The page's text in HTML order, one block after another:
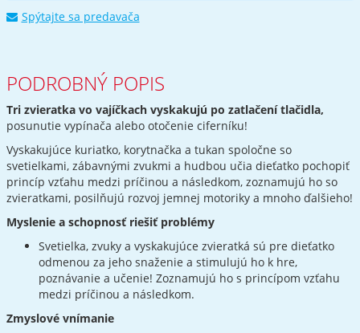
Spýtajte sa predavača
PODROBNÝ POPIS
Tri zvieratka vo vajíčkach vyskakujú po zatlačení tlačidla,
posunutie vypínača alebo otočenie ciferníku!
Vyskakujúce kuriatko, korytnačka a tukan spoločne so
svetielkami, zábavnými zvukmi a hudbou učia dieťatko pochopiť
princíp vzťahu medzi príčinou a následkom, zoznamujú ho so
zvieratkami, posilňujú rozvoj jemnej motoriky a mnoho ďalšieho!
Myslenie a schopnosť riešiť problémy
Svetielka, zvuky a vyskakujúce zvieratká sú pre dieťatko
odmenou za jeho snaženie a stimulujú ho k hre,
poznávanie a učenie! Zoznamujú ho s princípom vzťahu
medzi príčinou a následkom.
Zmyslové vnímanie